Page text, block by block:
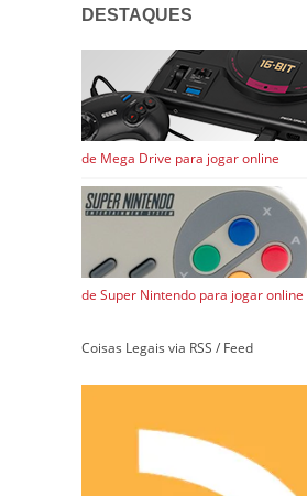
DESTAQUES
de Mega Drive para jogar online
de Super Nintendo para jogar online
Coisas Legais via RSS / Feed